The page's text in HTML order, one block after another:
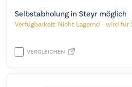
Selbstabholung in Steyr möglich
Verfügbarkeit: Nicht Lagernd – wird für
VERGLEICHEN